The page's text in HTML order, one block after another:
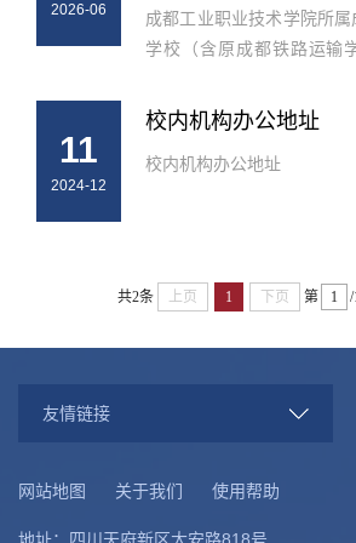
2026-06
成都工业职业技术学院所
学校（含原成都铁路运输
都市城北中学、成都市建
11
2024-12
校内机构办公地址
校内机构办公地址
共2条 上页 1 下页 第 /
友情链接
网站地图 关于我们 使用帮助